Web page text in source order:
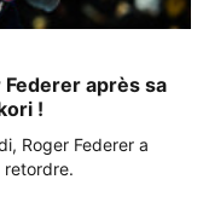
après sa
!
Roger Federer a
retordre.